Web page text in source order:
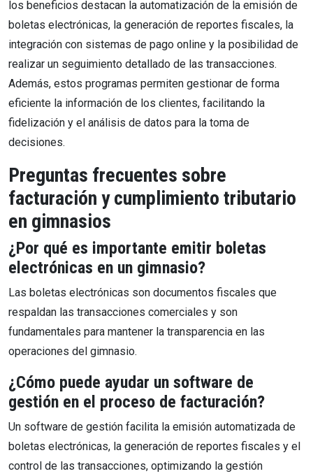
los beneficios destacan la automatización de la emisión de
boletas electrónicas, la generación de reportes fiscales, la
integración con sistemas de pago online y la posibilidad de
realizar un seguimiento detallado de las transacciones.
Además, estos programas permiten gestionar de forma
eficiente la información de los clientes, facilitando la
fidelización y el análisis de datos para la toma de
decisiones.
Preguntas frecuentes sobre
facturación y cumplimiento tributario
en gimnasios
¿Por qué es importante emitir boletas
electrónicas en un gimnasio?
Las boletas electrónicas son documentos fiscales que
respaldan las transacciones comerciales y son
fundamentales para mantener la transparencia en las
operaciones del gimnasio.
¿Cómo puede ayudar un software de
gestión en el proceso de facturación?
Un software de gestión facilita la emisión automatizada de
boletas electrónicas, la generación de reportes fiscales y el
control de las transacciones, optimizando la gestión